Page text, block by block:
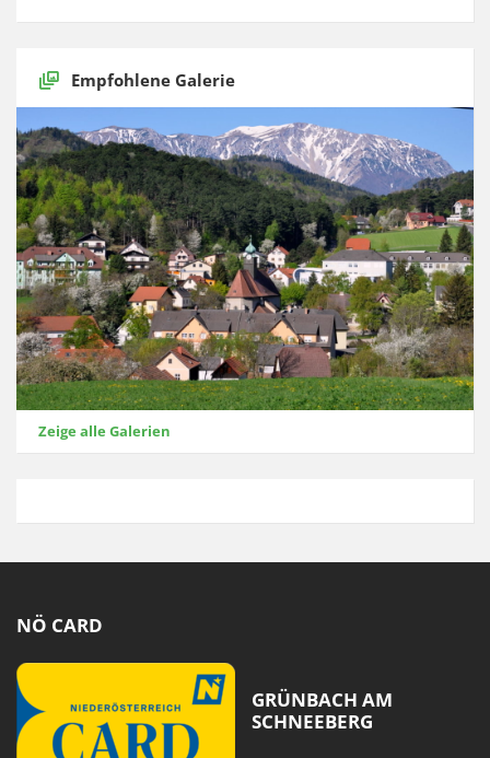
Empfohlene Galerie
Zeige alle Galerien
NÖ CARD
GRÜNBACH AM
SCHNEEBERG